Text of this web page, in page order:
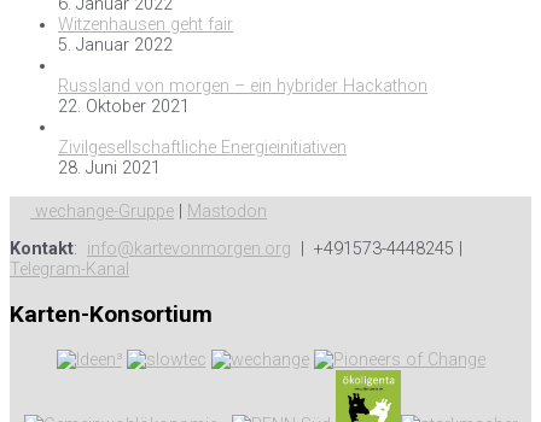
6. Januar 2022
Witzenhausen geht fair
5. Januar 2022
Russland von morgen – ein hybrider Hackathon
22. Oktober 2021
Zivilgesellschaftliche Energieinitiativen
28. Juni 2021
wechange-Gruppe
Mastodon
Kontakt: info@kartevonmorgen.org | +491573-4448245 |
Telegram-Kanal
Karten-Konsortium